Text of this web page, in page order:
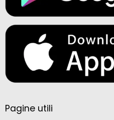
Pagine utili